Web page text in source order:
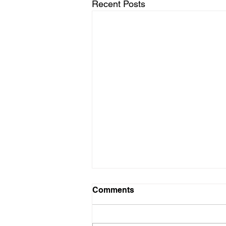
Recent Posts
Swaai sterk
Soveel as wat ek saamstem met
Comments